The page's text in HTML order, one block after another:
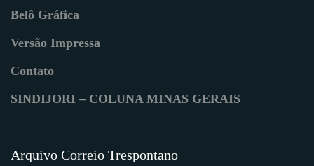
Belô Gráfica
Versão Impressa
Contato
SINDIJORI – COLUNA MINAS GERAIS
Arquivo Correio Trespontano